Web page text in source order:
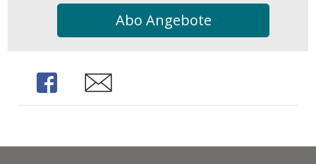
Abo Angebote
Share Share